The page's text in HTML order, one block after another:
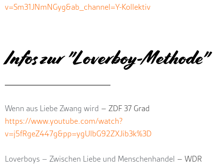
v=Sm31JNmNGyg&ab_channel=Y-Kollektiv
Infos zur "Loverboy-Methode"
Wenn aus Liebe Zwang wird – ZDF 37 Grad
https://www.youtube.com/watch?
v=j5fRgeZ447g&pp=ygUIbG92ZXJib3k%3D
Loverboys – Zwischen Liebe und Menschenhandel – WDR